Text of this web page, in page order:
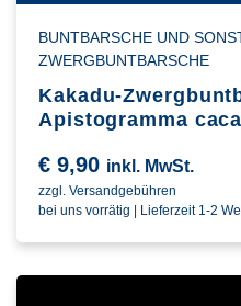
BUNTBARSCHE UND
ZWERGBUNTBARSCHE
Kakadu-
Apistogramma
€ 9,90 inkl. MwSt.
zzgl. Versandgebühren
bei uns vorrätig | Lieferzeit 1-2